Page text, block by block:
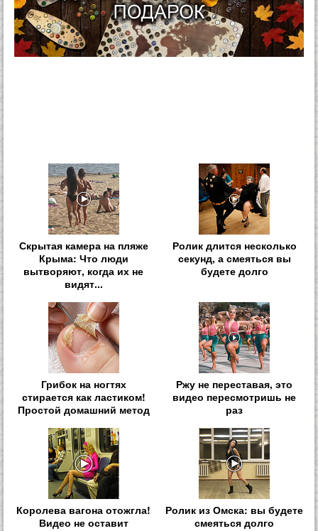
Скрытая камера на пляже
Крыма: Что люди
вытворяют, когда их не
видят...
Ролик длится несколько
секунд, а смеяться вы
будете долго
Грибок на ногтях
стирается как ластиком!
Простой домашний метод
Ржу не переставая, это
видео пересмотришь не
раз
Королева вагона отожгла!
Видео не оставит
Ролик из Омска: вы будете
смеяться долго